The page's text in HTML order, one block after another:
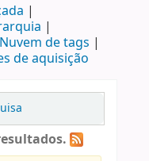
Nuvem de tags
de aquisição